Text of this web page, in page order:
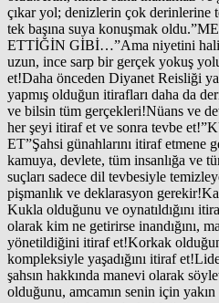
çıkar yol; denizlerin çok derinlerine
tek başına suya konuşmak
ETTİĞİN GİBİ…”Ama niyetini
uzun, ince sarp bir gerçek yokuş
et!Daha önceden Diyanet Reisliği
yapmış olduğun itirafları daha da
ve bilsin tüm gerçekleri!Nüans ve
her şeyi itiraf et ve sonra tevbe
ET”Şahsi günahlarını itiraf etmene
kamuya, devlete, tüm insanlığa ve
suçları sadece dil tevbesiyle
pişmanlık ve deklarasyon
Kukla olduğunu ve oynatıldığını
olarak kim ne getirirse inandığını,
yönetildiğini itiraf et!Korkak
kompleksiyle yaşadığını itiraf
şahsın hakkında manevi olarak
olduğunu, amcamın senin için